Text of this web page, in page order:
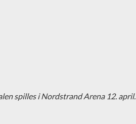
spilles i Nordstrand Arena 12. april.